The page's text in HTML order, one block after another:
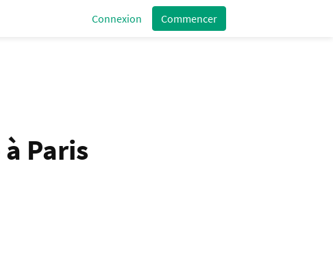
Connexion Commencer
Paris